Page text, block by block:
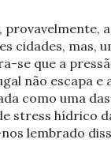
provavelmente, a
cidades, mas,
se que a
não escapa e
como uma das
stress hídrico
lembrado